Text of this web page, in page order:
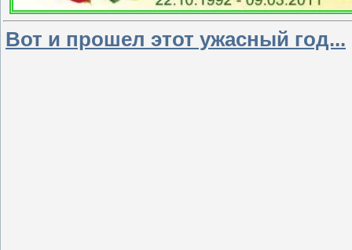
Вот и прошел этот ужасный год...